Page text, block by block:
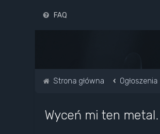
FAQ
Strona główna Ogłoszenia
Wyceń mi ten metal.